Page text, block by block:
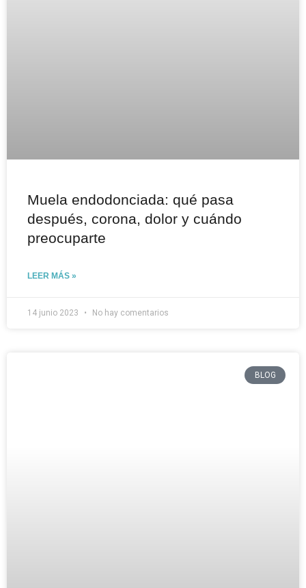
Muela endodonciada: qué pasa
después, corona, dolor y cuándo
preocuparte
LEER MÁS »
14 junio 2023 No hay comentarios
BLOG